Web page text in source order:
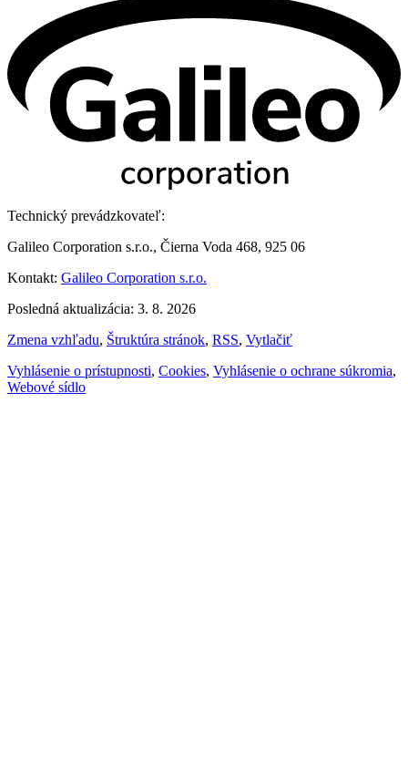
Technický prevádzkovateľ:
Galileo Corporation s.r.o., Čierna Voda 468, 925 06
Kontakt: Galileo Corporation s.r.o.
Posledná aktualizácia: 3. 8. 2026
Zmena vzhľadu, Štruktúra stránok, RSS, Vytlačiť
Vyhlásenie o prístupnosti, Cookies, Vyhlásenie o ochrane súkromia,
Webové sídlo